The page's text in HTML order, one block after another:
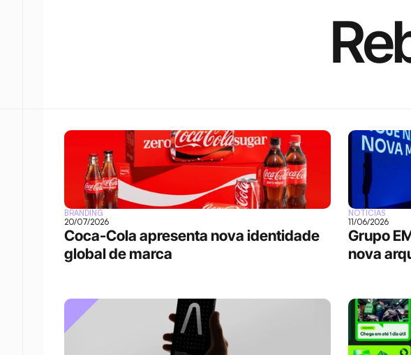
BRANDING
20/07/2026
Coca-Cola apresenta nova identidade
global de marca
NOTÍCIAS
11/06/2026
Grupo
nova